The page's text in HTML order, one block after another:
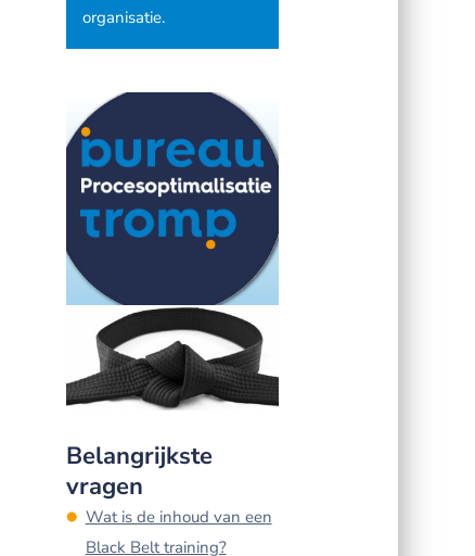
organisatie.
Belangrijkste
vragen
Wat is de inhoud van een
Black Belt training?